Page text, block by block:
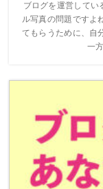
ブログを運営してい
ル写真の問題ですよ
てもらうために、自
一